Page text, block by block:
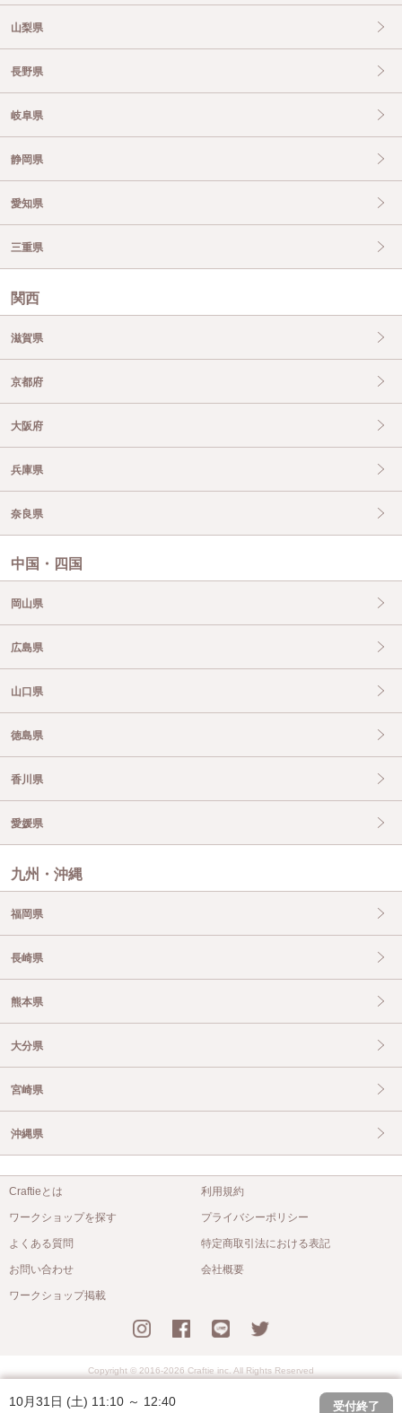
10月31日 (土) 11:10 ～ 12:40 受付終了
山梨県
長野県
岐阜県
静岡県
愛知県
三重県
関西
滋賀県
京都府
大阪府
兵庫県
奈良県
中国・四国
岡山県
広島県
山口県
徳島県
香川県
愛媛県
九州・沖縄
福岡県
長崎県
熊本県
大分県
宮崎県
沖縄県
Craftieとは
ワークショップを探す
よくある質問
お問い合わせ
ワークショップ掲載
利用規約
プライバシーポリシー
特定商取引法における表記
会社概要
Copyright © 2016-2026 Craftie inc. All Rights Reserved